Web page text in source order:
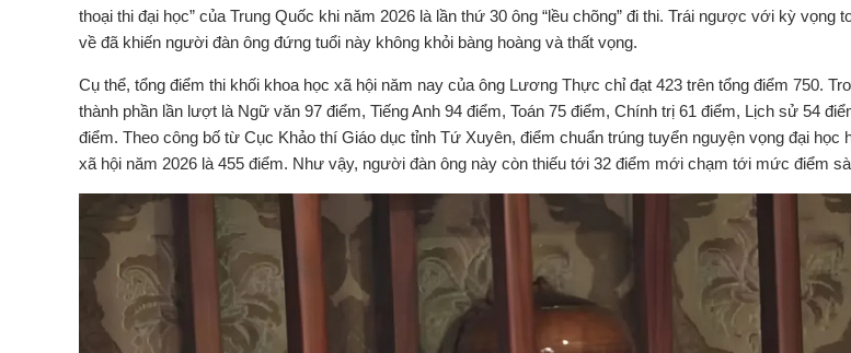
thoại thi đại học” của Trung Quốc khi năm 2026 là lần thứ 30 ông “lều chõng” đi thi. Trái ngược với kỳ vọng
về đã khiến người đàn ông đứng tuổi này không khỏi bàng hoàng và thất vọng.
Cụ thể, tổng điểm thi khối khoa học xã hội năm nay của ông Lương Thực chỉ đạt 423 trên tổng điểm 750.
thành phần lần lượt là Ngữ văn 97 điểm, Tiếng Anh 94 điểm, Toán 75 điểm, Chính trị 61 điểm, Lịch sử 54
điểm. Theo công bố từ Cục Khảo thí Giáo dục tỉnh Tứ Xuyên, điểm chuẩn trúng tuyển nguyện vọng đại học
xã hội năm 2026 là 455 điểm. Như vậy, người đàn ông này còn thiếu tới 32 điểm mới chạm tới mức điểm